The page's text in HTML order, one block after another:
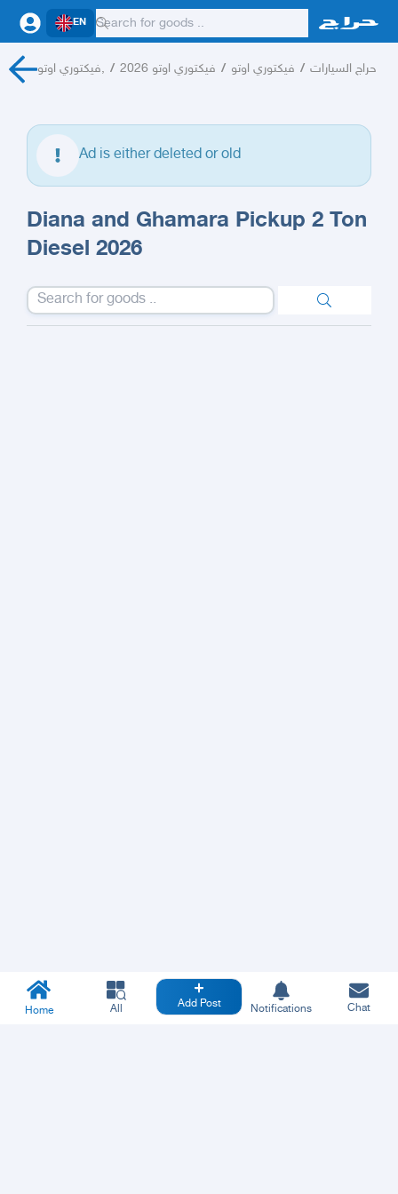
EN
فيكتوري اوتو, / فيكتوري اوتو 2026 / فيكتوري اوتو / حراج السيارات
Ad is either deleted or old
Diana and Ghamara Pickup 2 Ton
Diesel 2026
Home All Add Post Notifications Chat